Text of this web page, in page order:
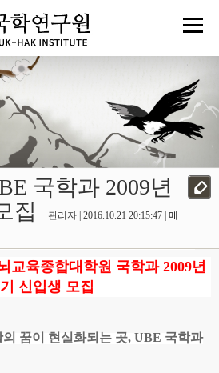
국학과 2009년
집
관리자 | 2016.10.21 20:15:47 | 메
교육종합대학원 국학과 2009년
신입생 모집
꿈이 현실화되는 곳, UBE 국학과